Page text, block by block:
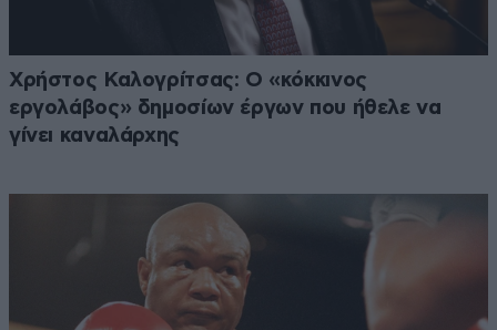
Χρήστος Καλογρίτσας: Ο «κόκκινος
εργολάβος» δημοσίων έργων που ήθελε να
γίνει καναλάρχης